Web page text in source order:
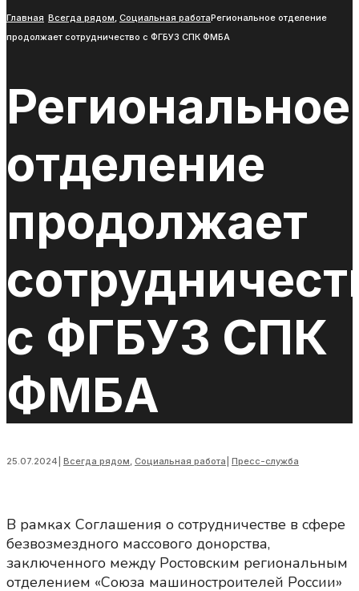
Главная Всегда рядом, Социальная работаРегиональное отделение
продолжает сотрудничество с ФГБУЗ СПК ФМБА
Региональное
отделение
продолжает
с ФГБУЗ СПК
ФМБА
25.07.2024 Всегда рядом, Социальная работа Пресс-служба
В рамках Соглашения о сотрудничестве в сфере
безвозмездного массового донорства,
заключенного между Ростовским региональным
отделением «Союза машиностроителей России»